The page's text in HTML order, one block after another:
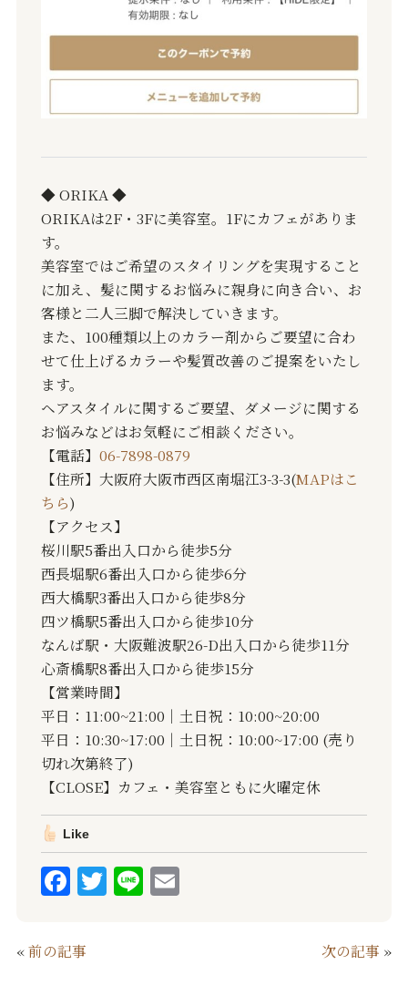
◆ ORIKA ◆
ORIKAは2F・3Fに美容室。1Fにカフェがありま
す。
美容室ではご希望のスタイリングを実現すること
に加え、髪に関するお悩みに親身に向き合い、お
客様と二人三脚で解決していきます。
また、100種類以上のカラー剤からご要望に合わ
せて仕上げるカラーや髪質改善のご提案をいたし
ます。
ヘアスタイルに関するご要望、ダメージに関する
お悩みなどはお気軽にご相談ください。
【電話】 06-7898-0879
【住所】大阪府大阪市西区南堀江3-3-3(MAPはこ
ちら)
【アクセス】
桜川駅5番出入口から徒歩5分
西長堀駅6番出入口から徒歩6分
西大橋駅3番出入口から徒歩8分
四ツ橋駅5番出入口から徒歩10分
なんば駅・大阪難波駅26-D出入口から徒歩11分
心斎橋駅8番出入口から徒歩15分
【営業時間】
平日：11:00~21:00｜土日祝：10:00~20:00
平日：10:30~17:00｜土日祝：10:00~17:00 (売り
切れ次第終了)
【CLOSE】カフェ・美容室ともに火曜定休
Like
F
c
e
T LiE
«前の記事 次の記事 »